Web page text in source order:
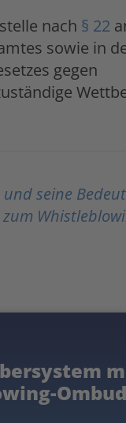
nach § 22
sowie in
gegen
seine
zum